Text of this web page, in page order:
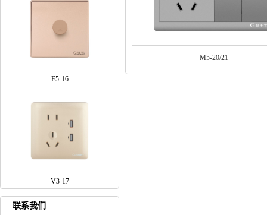
F5-16
V3-17
联系我们
M5-20/21